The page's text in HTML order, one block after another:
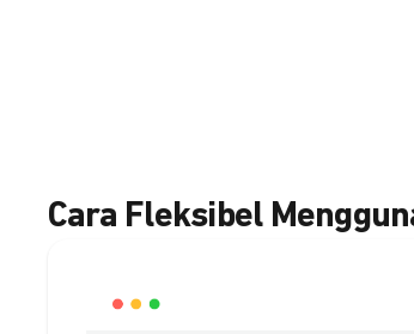
Cara Fleksibel